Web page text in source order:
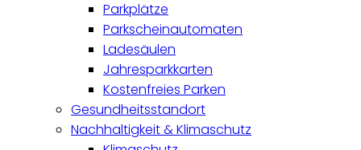
Parkplätze
Parkscheinautomaten
Ladesäulen
Jahresparkkarten
Kostenfreies Parken
Gesundheitsstandort
Nachhaltigkeit & Klimaschutz